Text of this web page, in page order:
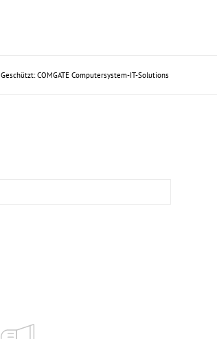
Geschützt: COMGATE Computersystem-IT-Solutions